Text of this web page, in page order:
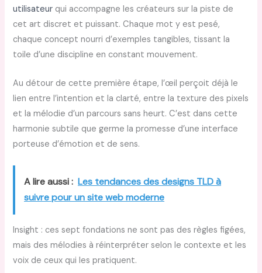
utilisateur qui accompagne les créateurs sur la piste de
cet art discret et puissant. Chaque mot y est pesé,
chaque concept nourri d’exemples tangibles, tissant la
toile d’une discipline en constant mouvement.
Au détour de cette première étape, l’œil perçoit déjà le
lien entre l’intention et la clarté, entre la texture des pixels
et la mélodie d’un parcours sans heurt. C’est dans cette
harmonie subtile que germe la promesse d’une interface
porteuse d’émotion et de sens.
A lire aussi : Les tendances des designs TLD à
suivre pour un site web moderne
Insight : ces sept fondations ne sont pas des règles figées,
mais des mélodies à réinterpréter selon le contexte et les
voix de ceux qui les pratiquent.